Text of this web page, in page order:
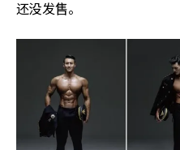
还没发售。